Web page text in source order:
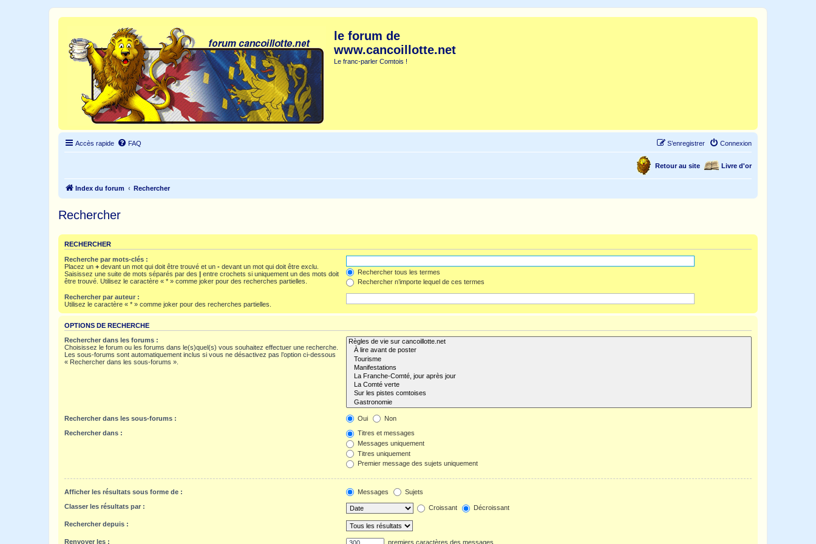
le forum de
www.cancoillotte.net
Le franc-parler Comtois !
Accès rapide FAQ Connexion
S’enregistrer
Livre d'or
Retour au site
Index du forum Rechercher
Rechercher
RECHERCHER
Recherche par mots-clés :
Placez un + devant un mot qui doit être trouvé et un - devant un mot qui doit être exclu.
Saisissez une suite de mots séparés par des | entre crochets si uniquement un des mots doit
être trouvé. Utilisez le caractère « * » comme joker pour des recherches partielles.
Rechercher tous les termes
Rechercher n’importe lequel de ces termes
Rechercher par auteur :
Utilisez le caractère « * » comme joker pour des recherches partielles.
OPTIONS DE RECHERCHE
Rechercher dans les forums :
Choisissez le forum ou les forums dans le(s)quel(s) vous souhaitez effectuer une recherche.
Les sous-forums sont automatiquement inclus si vous ne désactivez pas l’option ci-dessous
« Rechercher dans les sous-forums ».
Rechercher dans les sous-forums : Oui Non
Rechercher dans :
Titres et messages
Messages uniquement
Titres uniquement
Premier message des sujets uniquement
Afficher les résultats sous forme de : Messages Sujets
Classer les résultats par : Croissant Décroissant
Rechercher depuis :
Renvoyer les : premiers caractères des messages